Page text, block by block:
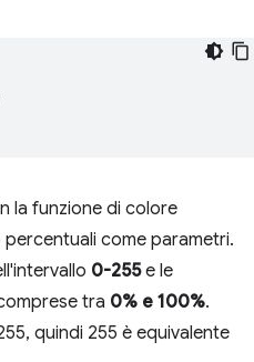
la funzione di colore
percentuali come parametri.
0-255e le
tra 0% e 100%‌.
quindi 255 è equivalente